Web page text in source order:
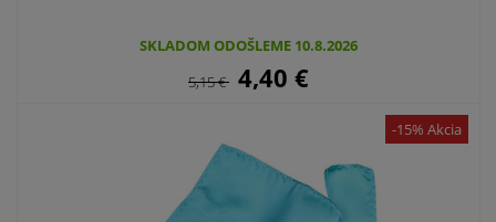
SKLADOM ODOŠLEME 10.8.2026
5,15€ 4,40 €
-15% Akcia